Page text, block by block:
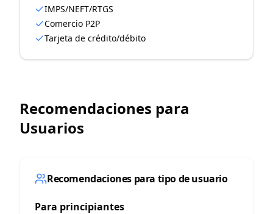
IMPS/NEFT/RTGS
Comercio P2P
Tarjeta de crédito/débito
Recomendaciones para
Usuarios
Recomendaciones para tipo de usuario
Para principiantes